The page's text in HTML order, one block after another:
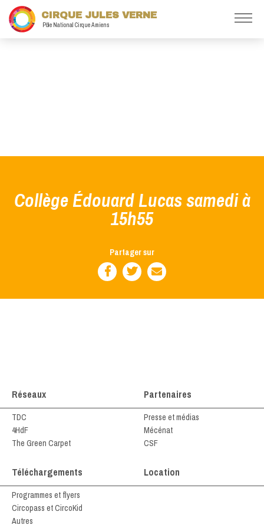
CIRQUE JULES VERNE
Pôle National Cirque Amiens
Collège Édouard Lucas samedi à
15h55
Partager sur
Réseaux
TDC
4HdF
The Green Carpet
Partenaires
Presse et médias
Mécénat
CSF
Téléchargements
Programmes et flyers
Circopass et CircoKid
Autres
Location